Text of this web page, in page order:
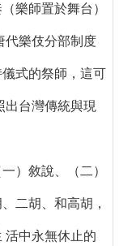
樂師置於舞台）
代樂伎分部制度
式的祭師，這可
出台灣傳統與現
）敘說、（二）
二胡、和高胡，
活中永無休止的